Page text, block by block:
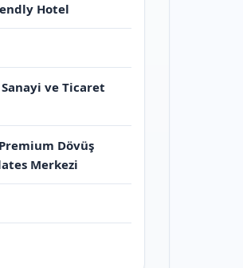
Hotel
ve Ticaret
Dövüş
Merkezi